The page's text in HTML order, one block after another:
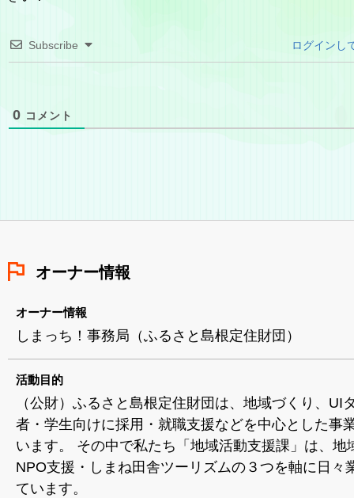
Subscribe ログインし
0 コメント
オーナー情報
オーナー情報
しまっち！事務局（ふるさと島根定住財団）
活動目的
（公財）ふるさと島根定住財団は、地域づくり、UI
者・学生向けに採用・就職支援などを中心とした事
います。 その中で私たち「地域活動支援課」は、地
NPO支援・しまね田舎ツーリズムの３つを軸に日々
ています。